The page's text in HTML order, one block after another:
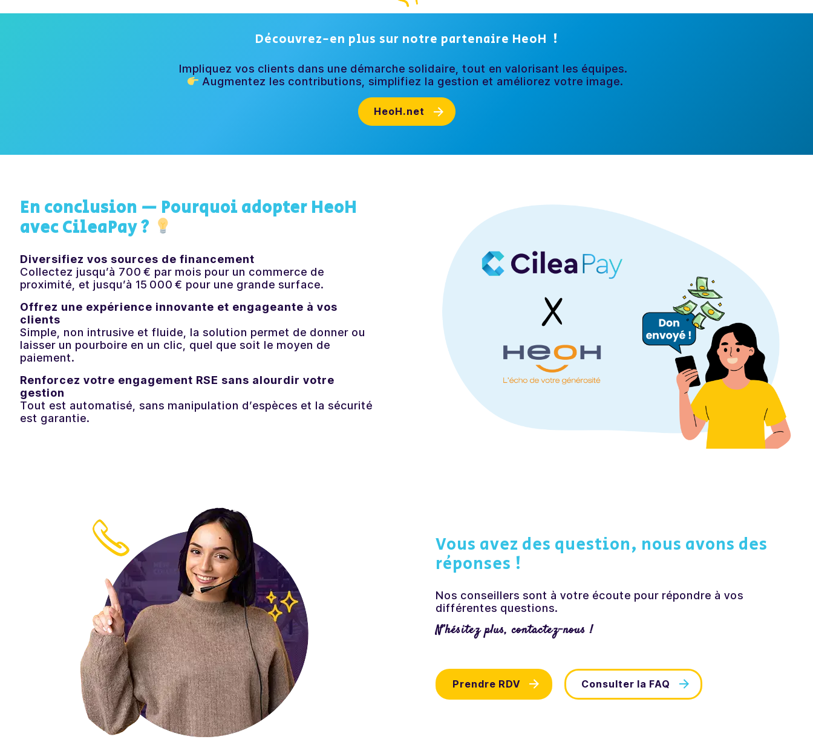
Découvrez-en plus sur notre partenaire HeoH !
Impliquez vos clients dans une démarche solidaire, tout en valorisant les équipes.
Augmentez les contributions, simplifiez la gestion et améliorez votre image.
HeoH.net
En conclusion — Pourquoi adopter HeoH
avec CileaPay ?
Diversifiez vos sources de financement
Collectez jusqu’à 700 € par mois pour un commerce de
proximité, et jusqu’à 15 000 € pour une grande surface.
Offrez une expérience innovante et engageante à vos
clients
Simple, non intrusive et fluide, la solution permet de donner ou
laisser un pourboire en un clic, quel que soit le moyen de
paiement.
Renforcez votre engagement RSE sans alourdir votre
gestion
Tout est automatisé, sans manipulation d’espèces et la sécurité
est garantie.
Vous avez des question, nous avons des
réponses !
Nos conseillers sont à votre écoute pour répondre à vos
différentes questions.
N’hésitez plus, contactez-nous !
Prendre RDV Consulter la FAQ